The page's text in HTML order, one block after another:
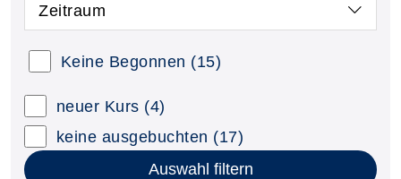
Zeitraum
Keine Begonnen (15)
neuer Kurs (4)
keine ausgebuchten (17)
Auswahl filtern